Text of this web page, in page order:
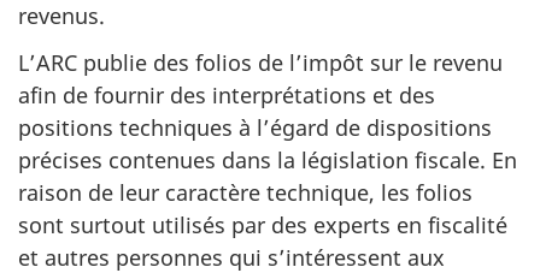
revenus.
L’ARC publie des folios de l’impôt sur le revenu
afin de fournir des interprétations et des
positions techniques à l’égard de dispositions
précises contenues dans la législation fiscale. En
raison de leur caractère technique, les folios
sont surtout utilisés par des experts en fiscalité
et autres personnes qui s’intéressent aux